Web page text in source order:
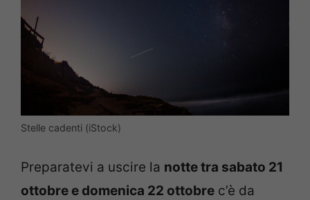
Stelle cadenti (iStock)
Preparatevi a uscire la notte tra sabato 21
ottobre e domenica 22 ottobre c’è da